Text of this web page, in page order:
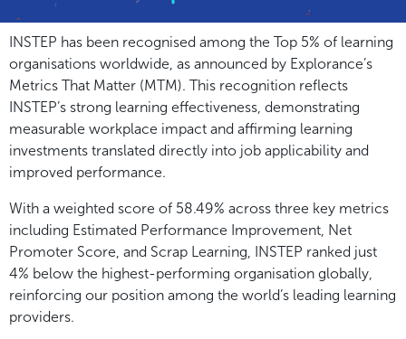
INSTEP has been recognised among the Top 5% of learning
organisations worldwide, as announced by Explorance’s
Metrics That Matter (MTM). This recognition reflects
INSTEP’s strong learning effectiveness, demonstrating
measurable workplace impact and affirming learning
investments translated directly into job applicability and
improved performance.
With a weighted score of 58.49% across three key metrics
including Estimated Performance Improvement, Net
Promoter Score, and Scrap Learning, INSTEP ranked just
4% below the highest-performing organisation globally,
reinforcing our position among the world’s leading learning
providers.